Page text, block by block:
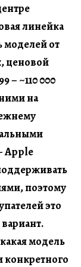
линейка
моделей от
ценовой
– ~110 000
на
Apple
поэтому
это
модель
конкретного